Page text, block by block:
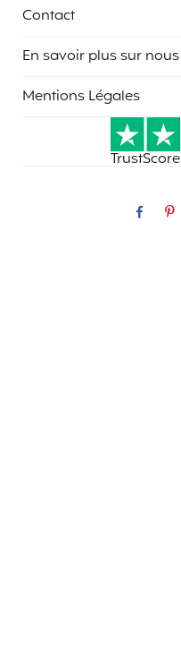
Contact
En savoir plus sur nous
Mentions Légales
TrustScore